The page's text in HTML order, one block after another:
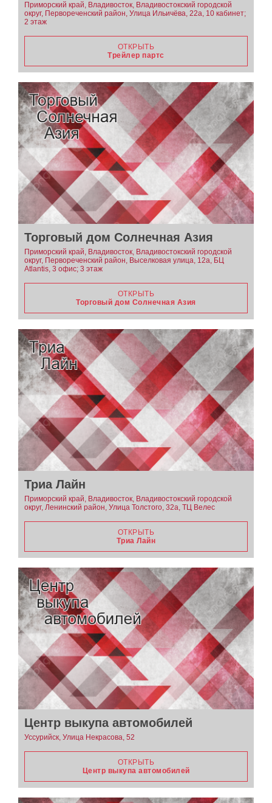
Приморский край, Владивосток, Владивостокский городской
округ, Первореченский район, Улица Ильичёва, 22а, 10 кабинет;
2 этаж
ОТКРЫТЬ
Трейлер партс
Торговый дом Солнечная Азия
Приморский край, Владивосток, Владивостокский городской
округ, Первореченский район, Выселковая улица, 12а, БЦ
Atlantis, 3 офис; 3 этаж
ОТКРЫТЬ
Торговый дом Солнечная Азия
Триа Лайн
Приморский край, Владивосток, Владивостокский городской
округ, Ленинский район, Улица Толстого, 32а, ТЦ Велес
ОТКРЫТЬ
Триа Лайн
Центр выкупа автомобилей
Уссурийск, Улица Некрасова, 52
ОТКРЫТЬ
Центр выкупа автомобилей